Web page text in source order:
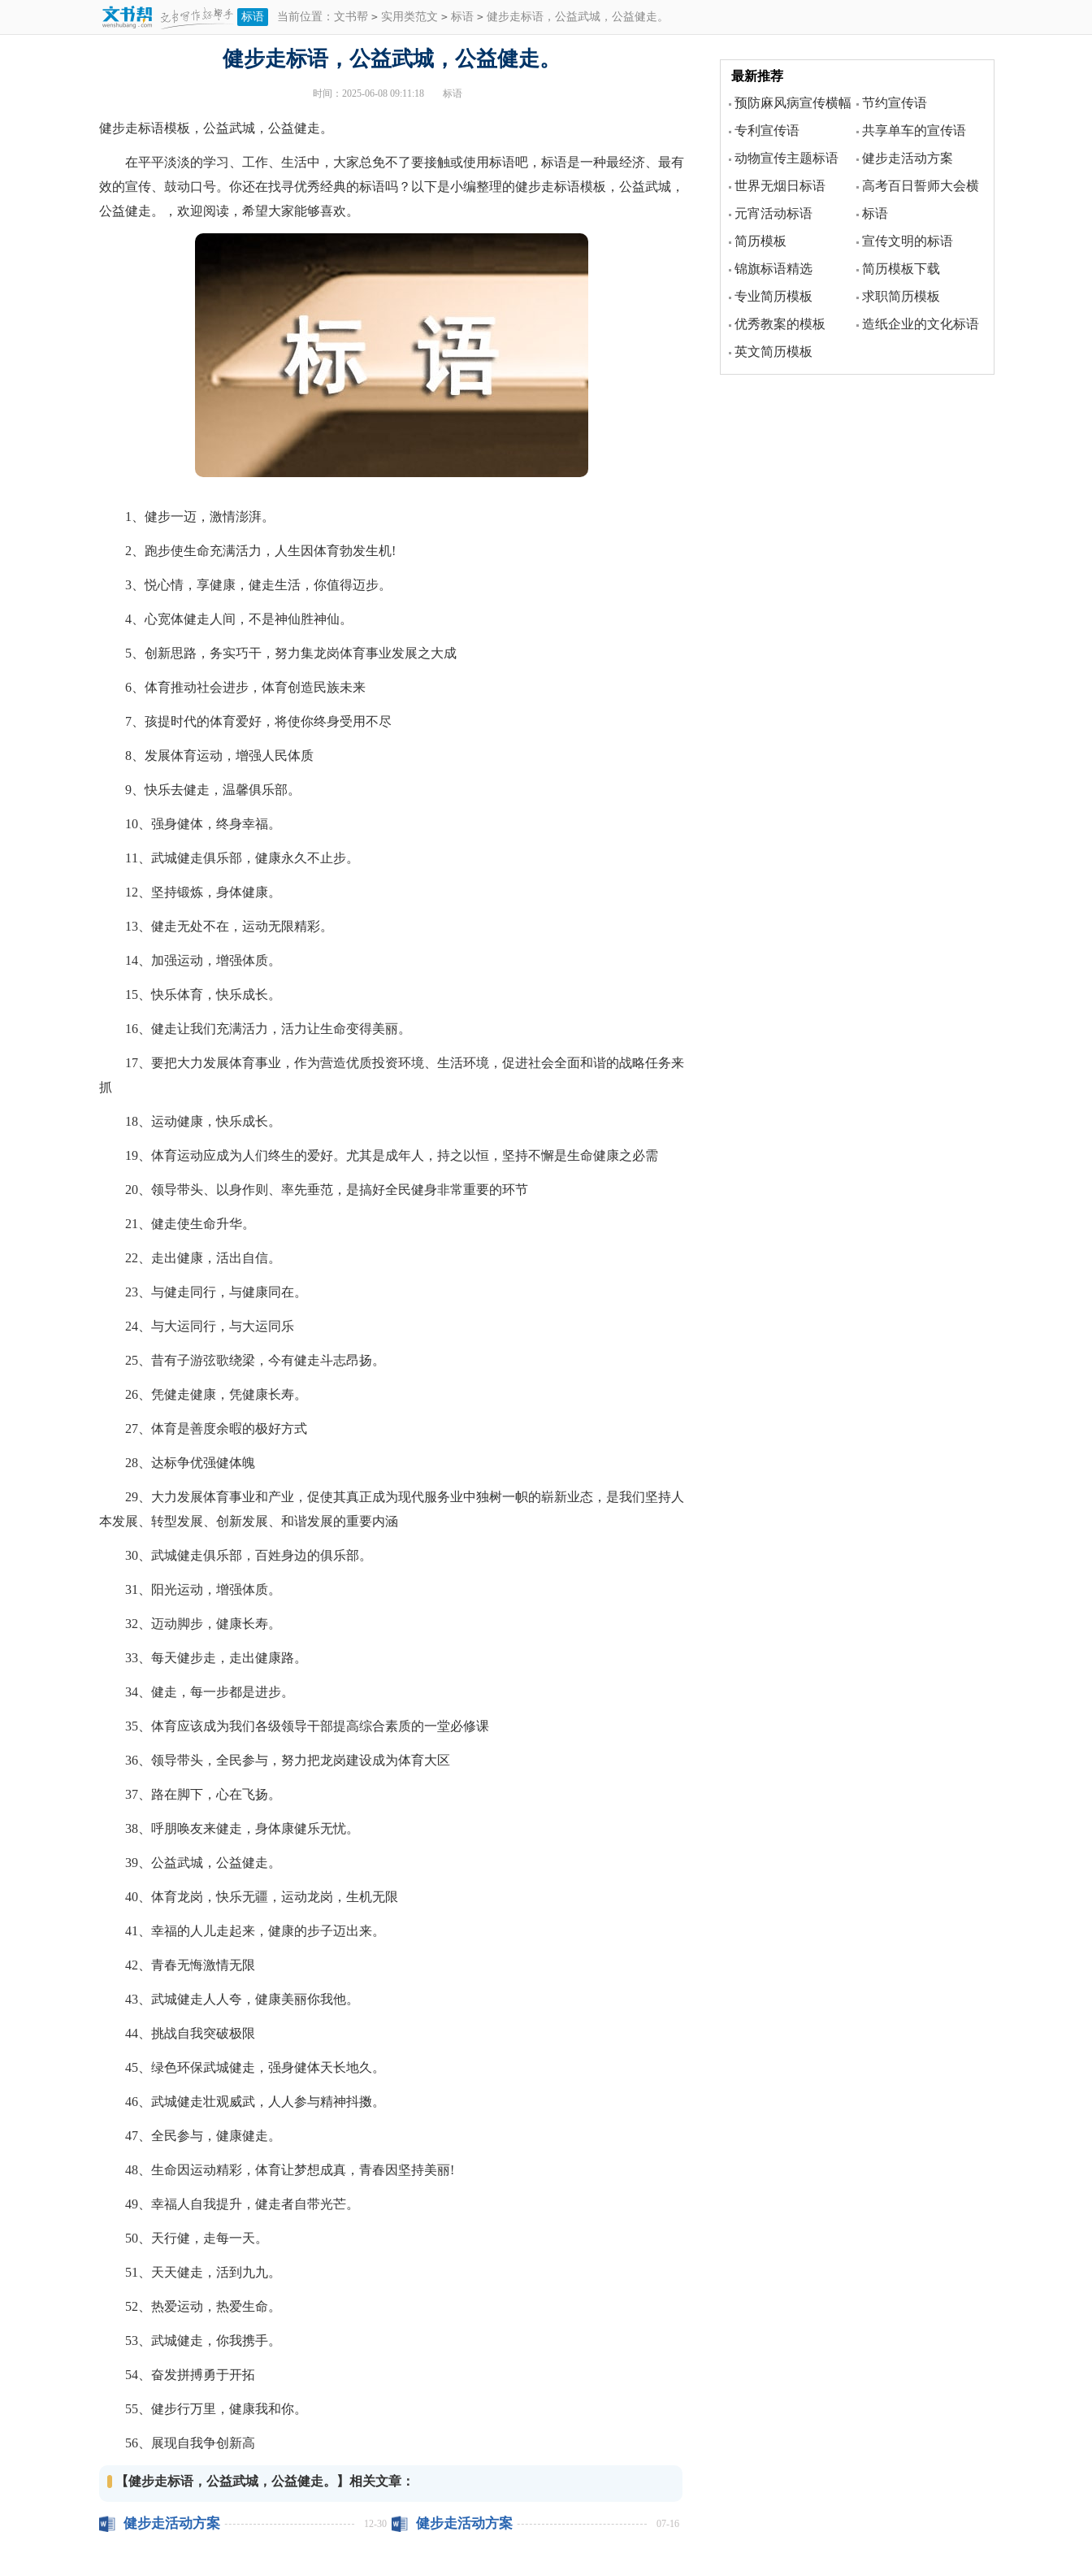
标语 当前位置： 文书帮 > 实用类范文 > 标语 > 健步走标语，公益武城，公益健走。
健步走标语，公益武城，公益健走。
时间：2025-06-08 09:11:18 标语
健步走标语模板，公益武城，公益健走。
在平平淡淡的学习、工作、生活中，大家总免不了要接触或使用标语吧，标语是一种最经济、最有
效的宣传、鼓动口号。你还在找寻优秀经典的标语吗？以下是小编整理的健步走标语模板，公益武城，
公益健走。，欢迎阅读，希望大家能够喜欢。
1、健步一迈，激情澎湃。
2、跑步使生命充满活力，人生因体育勃发生机!
3、悦心情，享健康，健走生活，你值得迈步。
4、心宽体健走人间，不是神仙胜神仙。
5、创新思路，务实巧干，努力集龙岗体育事业发展之大成
6、体育推动社会进步，体育创造民族未来
7、孩提时代的体育爱好，将使你终身受用不尽
8、发展体育运动，增强人民体质
9、快乐去健走，温馨俱乐部。
10、强身健体，终身幸福。
11、武城健走俱乐部，健康永久不止步。
12、坚持锻炼，身体健康。
13、健走无处不在，运动无限精彩。
14、加强运动，增强体质。
15、快乐体育，快乐成长。
16、健走让我们充满活力，活力让生命变得美丽。
17、要把大力发展体育事业，作为营造优质投资环境、生活环境，促进社会全面和谐的战略任务来
抓
18、运动健康，快乐成长。
19、体育运动应成为人们终生的爱好。尤其是成年人，持之以恒，坚持不懈是生命健康之必需
20、领导带头、以身作则、率先垂范，是搞好全民健身非常重要的环节
21、健走使生命升华。
22、走出健康，活出自信。
23、与健走同行，与健康同在。
24、与大运同行，与大运同乐
25、昔有子游弦歌绕梁，今有健走斗志昂扬。
26、凭健走健康，凭健康长寿。
27、体育是善度余暇的极好方式
28、达标争优强健体魄
29、大力发展体育事业和产业，促使其真正成为现代服务业中独树一帜的崭新业态，是我们坚持人
本发展、转型发展、创新发展、和谐发展的重要内涵
30、武城健走俱乐部，百姓身边的俱乐部。
31、阳光运动，增强体质。
32、迈动脚步，健康长寿。
33、每天健步走，走出健康路。
34、健走，每一步都是进步。
35、体育应该成为我们各级领导干部提高综合素质的一堂必修课
36、领导带头，全民参与，努力把龙岗建设成为体育大区
37、路在脚下，心在飞扬。
38、呼朋唤友来健走，身体康健乐无忧。
39、公益武城，公益健走。
40、体育龙岗，快乐无疆，运动龙岗，生机无限
41、幸福的人儿走起来，健康的步子迈出来。
42、青春无悔激情无限
43、武城健走人人夸，健康美丽你我他。
44、挑战自我突破极限
45、绿色环保武城健走，强身健体天长地久。
46、武城健走壮观威武，人人参与精神抖擞。
47、全民参与，健康健走。
48、生命因运动精彩，体育让梦想成真，青春因坚持美丽!
49、幸福人自我提升，健走者自带光芒。
50、天行健，走每一天。
51、天天健走，活到九九。
52、热爱运动，热爱生命。
53、武城健走，你我携手。
54、奋发拼搏勇于开拓
55、健步行万里，健康我和你。
56、展现自我争创新高
【健步走标语，公益武城，公益健走。】相关文章：
健步走活动方案 12-30 健步走活动方案 07-16
最新推荐
预防麻风病宣传横幅
标语
节约宣传语
专利宣传语
共享单车的宣传语
动物宣传主题标语
健步走活动方案
世界无烟日标语
高考百日誓师大会横
幅标语
元宵活动标语
标语
简历模板
宣传文明的标语
锦旗标语精选
简历模板下载
专业简历模板
求职简历模板
优秀教案的模板
造纸企业的文化标语
英文简历模板